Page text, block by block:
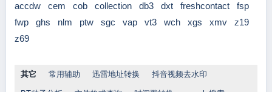
accdw cem cob collection db3 dxt freshcontact
fsp
fwp
ghs nlm ptw sgc vap vt3 wch xgs xmv
z19
z69
其它 常用辅助 迅雷地址转换 抖音视频去水印